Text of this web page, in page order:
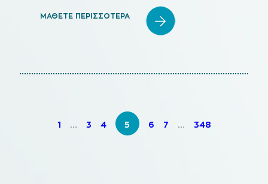
ΜΑΘΕΤΕ ΠΕΡΙΣΣΟΤΕΡΑ
1 … 3 4 5 6 7 … 348